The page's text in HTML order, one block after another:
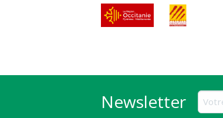
Newsletter